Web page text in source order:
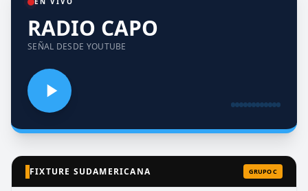
RADIO CAPO
SEÑAL DESDE YOUTUBE
FIXTURE SUDAMERICANA GRUPO C